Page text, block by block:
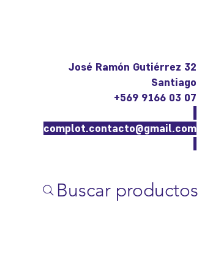
José Ramón Gutiérrez 32
Santiago
+569 9166 03 07
complot.contacto@gmail.com
Buscar productos